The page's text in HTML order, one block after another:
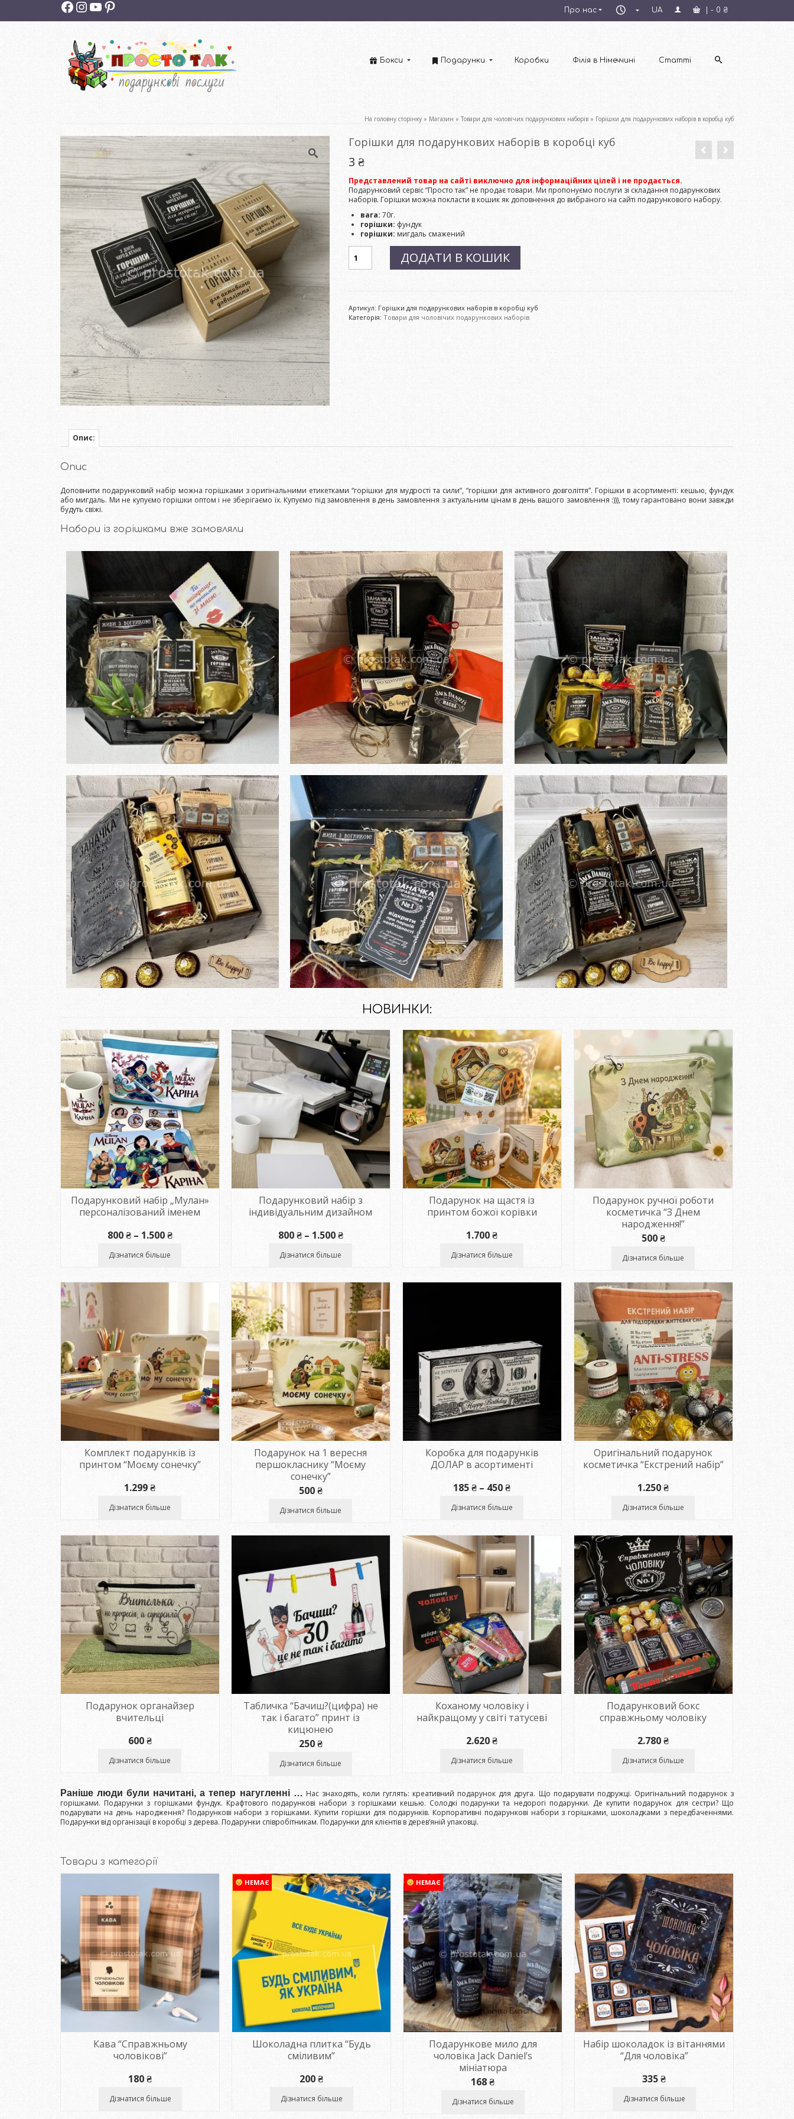
Про нас
Пн–
Пт
UA - 0 ₴
Facebook
Instagram
YouTube
Pinterest
Бокси Подарунки Коробки Філія в Німеччині Статті
На головну сторінку » Магазин » Товари для чоловічих подарункових наборів » Горішки для подарункових наборів в коробці куб
Горішки для подарункових наборів в коробці куб
3 ₴
Представлений товар на сайті виключно для інформаційних цілей і не продається.
Подарунковий сервіс “Просто так” не продає товари. Ми пропонуємо послуги зі складання подарункових
наборів. Горішки можна покласти в кошик як доповнення до вибраного на сайті подарункового набору.
вага: 70г.
горішки: фундук
горішки: мигдаль смажений
Горішки
для
подарункових
куб
кількість
ДОДАТИ В КОШИК
Артикул: Горішки для подарункових наборів в коробці куб
Категорія: Товари для чоловічих подарункових наборів
Опис:
Опис
Доповнити подарунковий набір можна горішками з оригінальними етикетками “горішки для мудрості та сили”, “горішки для активного довголіття”. Горішки в асортименті: кешью, фундук
або мигдаль. Ми не купуємо горішки оптом і не зберігаємо їх. Купуємо під замовлення в день замовлення з актуальним цінам в день вашого замовлення :))), тому гарантовано вони завжди
будуть свіжі.
Набори із горішками вже замовляли
Замовити Замовити Замовити
Заказать Замовити Замовити
НОВИНКИ:
Подарунковий набір „Мулан»
персоналізований іменем
800₴ – 1.500₴Діапазон
1.500 ₴
Дізнатися більше
Подарунковий набір з
індивідуальним дизайном
800₴ – 1.500₴Діапазон
1.500 ₴
Дізнатися більше
Подарунок на щастя із
принтом божої корівки
1.700₴
Дізнатися більше
Подарунок ручної роботи
косметичка “З Днем
народження!”
500₴
Дізнатися більше
Комплект подарунків із
принтом “Моєму сонечку”
1.299₴
Дізнатися більше
Подарунок на 1 вересня
першокласнику “Моєму
сонечку”
500₴
Дізнатися більше
Коробка для подарунків
ДОЛАР в асортименті
185₴ – 450₴Діапазон
від
450 ₴
Дізнатися більше
Оригінальний подарунок
косметичка “Екстрений набір”
1.250₴
Дізнатися більше
Подарунок органайзер
вчительці
600₴
Дізнатися більше
Табличка “Бачиш?(цифра) не
так і багато” принт із
кицюнею
250₴
Дізнатися більше
Коханому чоловіку і
найкращому у світі татусеві
2.620₴
Дізнатися більше
Подарунковий бокс
справжньому чоловіку
2.780₴
Дізнатися більше
Раніше люди були начитані, а тепер нагугленні … Нас знаходять, коли гуглять: креативний подарунок для друга. Що подарувати подружці. Оригінальний подарунок з
горішками. Подарунки з горішками фундук. Крафтового подарункові набори з горішками кешью. Солодкі подарунки та недорогі подарунки. Де купити подарунок для сестри? Що
подарувати на день народження? Подарункові набори з горішками. Купити горішки для подарунків. Корпоративні подарункові набори з горішками, шоколадками з передбаченнями.
Подарунки від організації в коробці з дерева. Подарунки співробітникам. Подарунки для клієнтів в дерев’яній упаковці.
Товари з категорії
Кава “Справжньому
чоловікові”
180₴
Дізнатися більше
НЕМАЄ
Шоколадна плитка “Будь
сміливим”
200₴
Дізнатися більше
НЕМАЄ
Подарункове мило для
чоловіка Jack Daniel’s
мініатюра
168₴
Дізнатися більше
Набір шоколадок із вітаннями
“Для чоловіка”
335₴
Дізнатися більше